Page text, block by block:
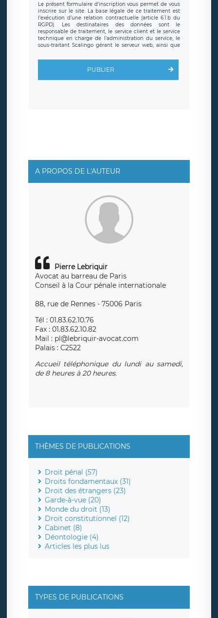
Le présent formulaire d’inscription vous permet de vous
inscrire sur le site. La base légale de ce traitement est
l’exécution d’une relation contractuelle (article 6.1.b du
RGPD). Les destinataires des données sont le
responsable de traitement, le service client et le service
technique en charge de l’administration du service, le
sous-traitant Scalingo gérant le serveur web, ainsi que
toute personne légalement autorisée. Le formulaire
d’inscription est hébergé sur un serveur hébergé par
clauses de
protection conformes au RGPD
. Les données collectées
sont conservées jusqu’à ce que l’Internaute en sollicite la
rue Léopold Sédar Senghor, joignable à l’adresse mail :
responsabledetraitement@legavox.fr. Vous avez
également le droit d’introduire une réclamation auprès
d’une autorité de contrôle.
PUBLIER
A PROPOS DE L'AUTEUR
Pierre Lebriquir
Avocat au barreau de Paris
Conseil à la Cour pénale internationale
88, rue de Rennes - 75006 Paris
Tél : 01.83.62.10.76
Fax : 01.83.62.10.82
Mail : pl@lebriquir-avocat.com
Palais : C2522
Accueil téléphonique du lundi au samedi,
de 8 heures à 20 heures.
THÈMES DE PUBLICATIONS
Droit pénal (57)
Droits fondamentaux (31)
Droit des étrangers (23)
Garde-à-vue (20)
Monde du droit (13)
Droit constitutionnel (12)
Cabinet (8)
Déontologie (4)
Articles les plus lus
TYPES DE PUBLICATIONS